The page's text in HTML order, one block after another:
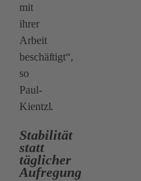
mit
ihrer
Arbeit
beschäftigt“,
so
Paul-
Kientzl.
Stabilität
statt
täglicher
Aufregung